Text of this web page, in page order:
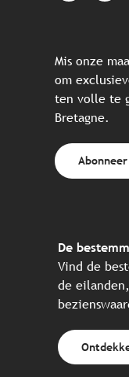
Mis onze
om
ten volle te
Bretagne.
De
Vind de
de